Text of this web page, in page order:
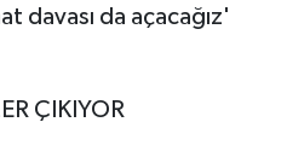
davası da açacağız'
ÇIKIYOR